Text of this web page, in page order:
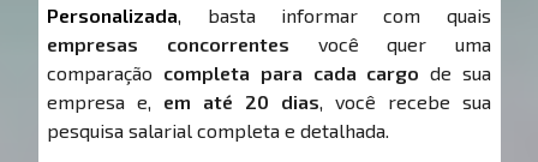
Personalizada, basta informar com quais
empresas concorrentes você quer uma
comparação completa para cada cargo de sua
empresa e, em até 20 dias, você recebe sua
pesquisa salarial completa e detalhada.